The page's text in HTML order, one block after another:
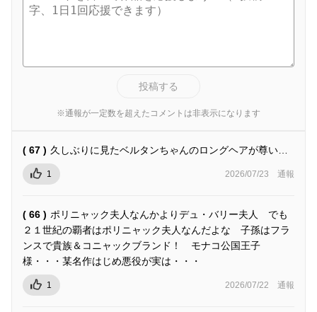
投稿する
※通報が一定数を超えたコメントは非表示になります
( 67 ) 久しぶりに見たベルタンちゃんのロングヘアが尊い…
1 2026/07/23 通報
( 66 ) ポリニャック夫人なんかよりデュ・バリー夫人 でも
２１世紀の覇者はポリニャック夫人なんだよな 子孫はフラ
ンスで貴族＆コニャックブランド！ モナコ公国王子
様・・・某名作はじめ悪役が実は・・・
1 2026/07/22 通報